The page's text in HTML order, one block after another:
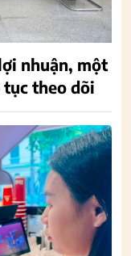
nhuận, một
theo dõi